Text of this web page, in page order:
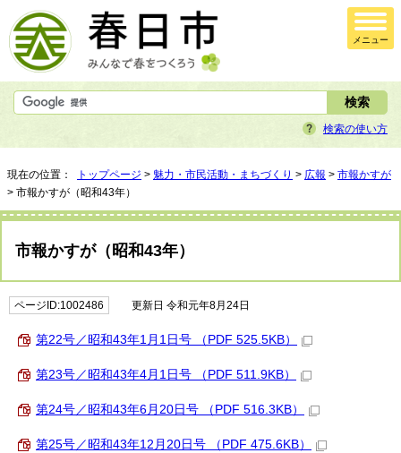
メニュー
検索の使い方
現在の位置： トップページ > 魅力・市民活動・まちづくり > 広報 > 市報かすが
> 市報かすが（昭和43年）
市報かすが（昭和43年）
ページID:1002486 更新日 令和元年8月24日
第22号／昭和43年1月1日号 （PDF 525.5KB）
第23号／昭和43年4月1日号 （PDF 511.9KB）
第24号／昭和43年6月20日号 （PDF 516.3KB）
第25号／昭和43年12月20日号 （PDF 475.6KB）